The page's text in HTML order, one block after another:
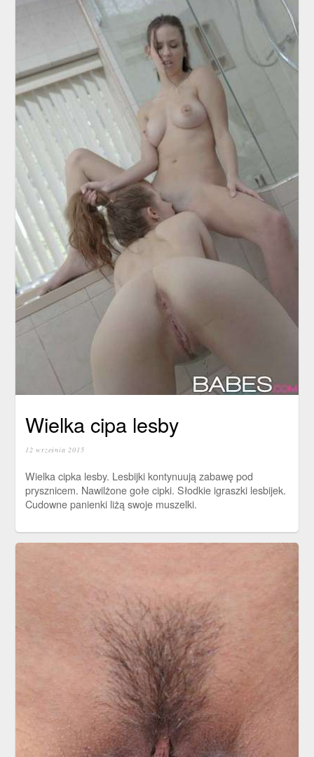
Wielka cipa lesby
12 września 2015
Wielka cipka lesby. Lesbijki kontynuują zabawę pod
prysznicem. Nawilżone gołe cipki. Słodkie igraszki lesbijek.
Cudowne panienki liżą swoje muszelki.